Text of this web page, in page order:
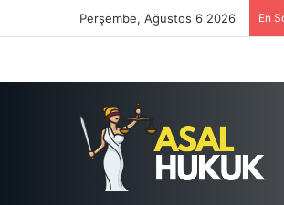
Perşembe, Ağustos 6 2026 En